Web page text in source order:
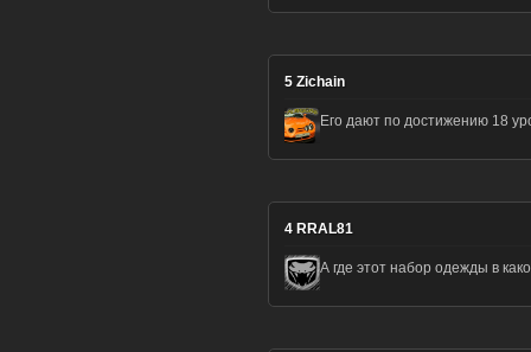
5 Zichain
Его дают по достижению 18
4 RRAL81
А где этот набор одежды в